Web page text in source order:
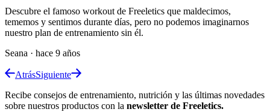
Descubre el famoso workout de Freeletics que maldecimos,
tememos y sentimos durante días, pero no podemos imaginarnos
nuestro plan de entrenamiento sin él.
Seana · hace 9 años
AtrásSiguiente
Recibe consejos de entrenamiento, nutrición y las últimas novedades
sobre nuestros productos con la newsletter de Freeletics.